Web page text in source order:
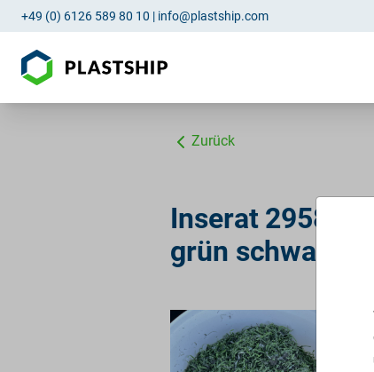
+49 (0) 6126 589 80 10 | info@plastship.com
Zurück
Inserat 2958:
grün schwarz